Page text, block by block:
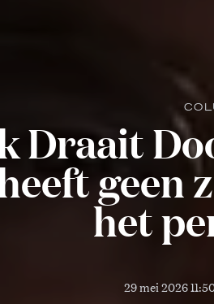
Draait
geen
het
29 mei 2026